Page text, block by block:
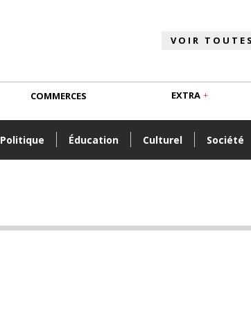
Politique Éducation Culturel Société
COMMERCES EXTRA